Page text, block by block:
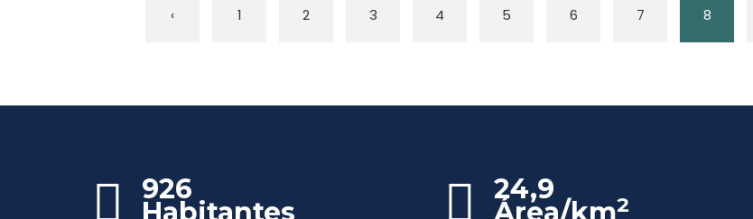
‹ 1 2 3 4 5 6 7 8
926
Habitantes
24,9
Área/km2